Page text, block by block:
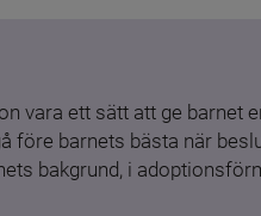
vara ett sätt att ge
före barnets bästa när
bakgrund, i